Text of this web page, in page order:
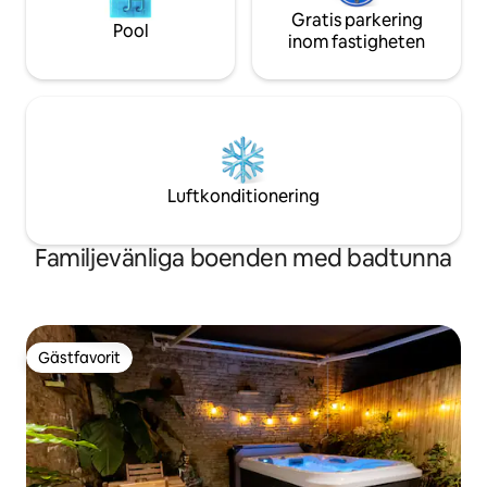
Pool
Gratis parkering
inom fastigheten
Luftkonditionering
Familjevänliga boenden med badtunna
Gästfavorit
Gästfavorit